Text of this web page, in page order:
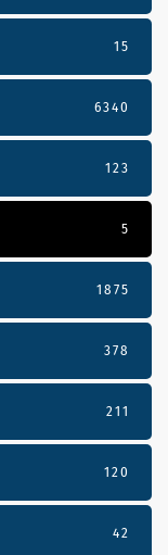
15
6340
123
5
1875
378
211
120
42